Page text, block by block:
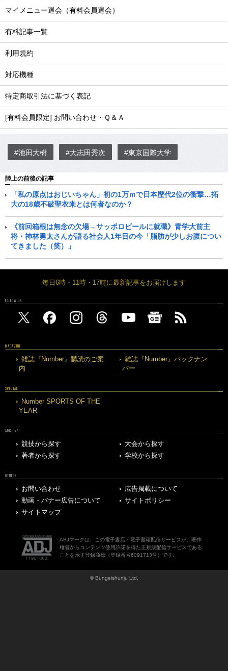
マイメニュー退会（有料会員退会）
有料記事一覧
利用規約
対応機種
特定商取引法に基づく表記
[有料会員限定] お問い合わせ・Ｑ＆Ａ
#池田大樹 #大志田秀次 #東京国際大学
陸上の前後の記事
「私の原点はおじいちゃん」初の1万ｍで日本歴代2位の衝撃…拓
大の18歳不破聖衣来とは何者なのか？
《前回箱根は無念の欠場→サッポロビールに就職》青学大前主
将・神林勇太さんが語る社会人1年目の今「脂肪が少しお腹につい
てきました（笑）」
毎日6時・11時・17時に最新記事をお届けします
FOLLOW US
MAGAZINE
雑誌『Number』購読のご案
内
雑誌『Number』バックナン
バー
SPECIAL
Number SPORTS OF THE
YEAR
ARCHIVE
競技から探す
大会から探す
著者から探す
学校から探す
OTHERS
お問い合わせ
広告掲載について
動画・バナー広告について
サイトポリシー
サイトマップ
ABJマークは、この電子書店・電子書籍配信サービスが、著作
権者からコンテンツ使用許諾を得た正規版配信サービスである
ことを示す登録商標（登録番号6091713号）です。
© Bungeishunju Ltd.